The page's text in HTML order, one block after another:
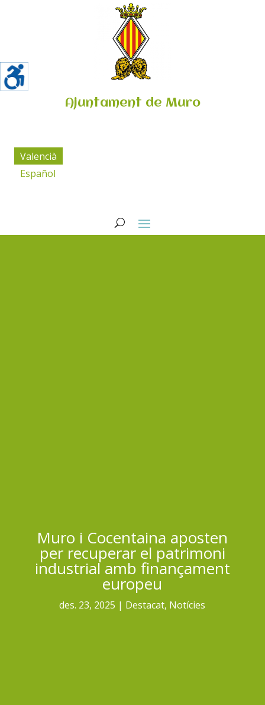
Ajuntament de Muro
Valencià
Español
Muro i Cocentaina aposten
per recuperar el patrimoni
industrial amb finançament
europeu
des. 23, 2025 Destacat, Notícies